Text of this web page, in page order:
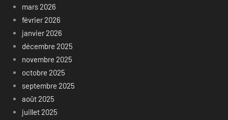
mars 2026
février 2026
janvier 2026
décembre 2025
novembre 2025
octobre 2025
septembre 2025
août 2025
juillet 2025